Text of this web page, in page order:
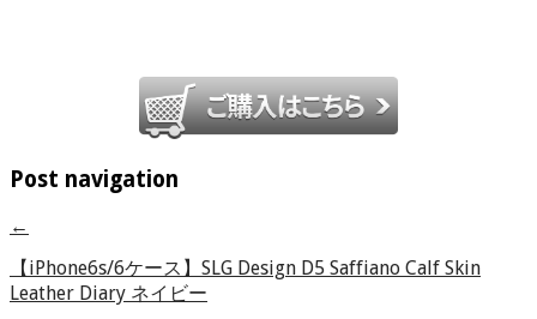
Post navigation
←
【iPhone6s/6ケース】SLG Design D5 Saffiano Calf Skin
Leather Diary ネイビー